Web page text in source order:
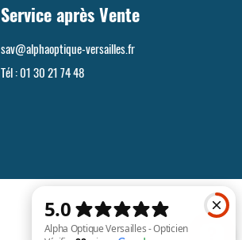
Service après Vente
sav@alphaoptique-versailles.fr
Tél :01 30 21 74 48